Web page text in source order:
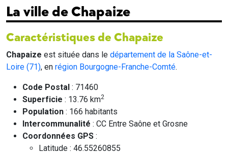
La ville de Chapaize
Caractéristiques de Chapaize
Chapaize est située dans le département de la Saône-et-
Loire (71), en région Bourgogne-Franche-Comté.
Code Postal : 71460
Superficie : 13.76 km2
Population : 166 habitants
Intercommunalité : CC Entre Saône et Grosne
Coordonnées GPS :
Latitude : 46.55260855